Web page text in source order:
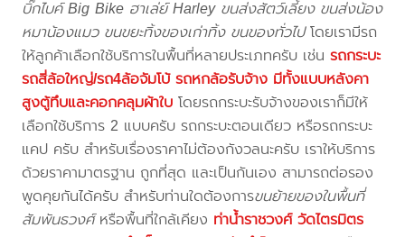
บิ๊กไบค์ Big Bike ฮาเล่ย์ Harley ขนส่งสัตว์เลี้ยง ขนส่งน้อง
หมาน้องแมว ขนขยะทิ้งของเก่าทิ้ง ขนของทั่วไปโดยเรามีรถ
ให้ลูกค้าเลือกใช้บริการในพื้นที่หลายประเภทครับ เช่นรถกระบะ
รถสี่ล้อใหญ่/รถ4ล้อจัมโบ้ รถหกล้อรับจ้าง มีทั้งแบบหลังคา
สูงตู้ทึบและคอกคลุมผ้าใบ โดยรถกระบะรับจ้างของเราก็มีให้
เลือกใช้บริการ 2 แบบครับ รถกระบะตอนเดียว หรือรถกระบะ
แคป ครับ สำหรับเรื่องราคาไม่ต้องกังวลนะครับ เราให้บริการ
ด้วยราคามาตรฐาน ถูกที่สุด และเป็นกันเอง สามารถต่อรอง
พูดคุยกันได้ครับ สำหรับท่านใดต้องการขนย้ายของในพื้นที่
สัมพันธวงศ์หรือพื้นที่ใกล้เคียง ท่าน้ำราชวงศ์ วัดไตรมิตร